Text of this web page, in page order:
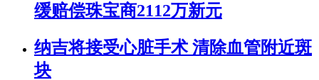
缓赔偿珠宝商2112万新元
纳吉将接受心脏手术 清除血管附近斑
块